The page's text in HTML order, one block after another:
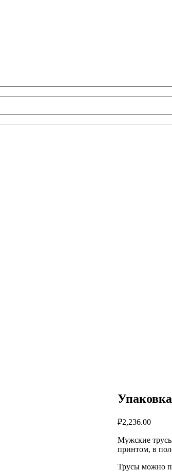
₽2,236.00
Мужские
принтом, в
Трусы можно